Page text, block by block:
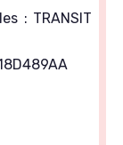
: TRANSIT